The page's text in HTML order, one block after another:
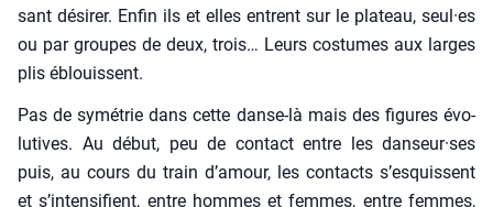
sant dési­rer. Enfin ils et elles entrent sur le pla­teau, seul·es
ou par groupes de deux, trois… Leurs cos­tumes aux larges
plis éblouissent.
Pas de symé­trie dans cette danse-là mais des figures évo­
lu­tives. Au début, peu de contact entre les danseur·ses
puis, au cours du train d’amour, les contacts s’esquissent
et s’intensifient, entre hommes et femmes, entre femmes,